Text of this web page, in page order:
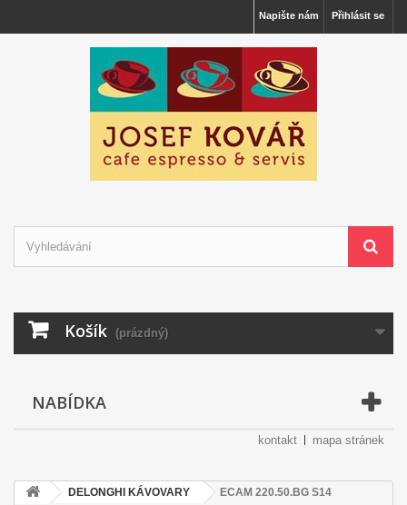
Přihlásit se
Napište nám
Košík (prázdný)
NABÍDKA
kontakt mapa stránek
DELONGHI KÁVOVARY
ECAM 220.50.BG S14